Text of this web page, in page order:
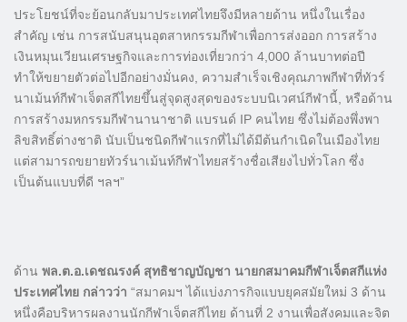
ประโยชน์ที่จะย้อนกลับมาประเทศไทยจึงมีหลายด้าน หนึ่งในเรื่อง
สำคัญ เช่น การสนับสนุนอุตสาหกรรมกีฬาเพื่อการส่งออก การสร้าง
เงินหมุนเวียนเศรษฐกิจและการท่องเที่ยวกว่า 4,000 ล้านบาทต่อปี
ทำให้ขยายตัวต่อไปอีกอย่างมั่นคง, ความสำเร็จเชิงคุณภาพกีฬาที่ทัวร์
นาเม้นท์กีฬาเจ็ตสกีไทยขึ้นสู่จุดสูงสุดของระบบนิเวศน์กีฬานี้, หรือด้าน
การสร้างมหกรรมกีฬานานาชาติ แบรนด์ IP คนไทย ซึ่งไม่ต้องพึ่งพา
ลิขสิทธิ์ต่างชาติ นับเป็นชนิดกีฬาแรกที่ไม่ได้มีต้นกำเนิดในเมืองไทย
แต่สามารถขยายทัวร์นาเม้นท์กีฬาไทยสร้างชื่อเสียงไปทั่วโลก ซึ่ง
เป็นต้นแบบที่ดี ฯลฯ”
ด้าน พล.ต.อ.เดชณรงค์ สุทธิชาญบัญชา นายกสมาคมกีฬาเจ็ตสกีแห่ง
ประเทศไทย กล่าวว่า “สมาคมฯ ได้แบ่งภารกิจแบบยุคสมัยใหม่ 3 ด้าน
หนึ่งคือบริหารผลงานนักกีฬาเจ็ตสกีไทย ด้านที่ 2 งานเพื่อสังคมและจิต